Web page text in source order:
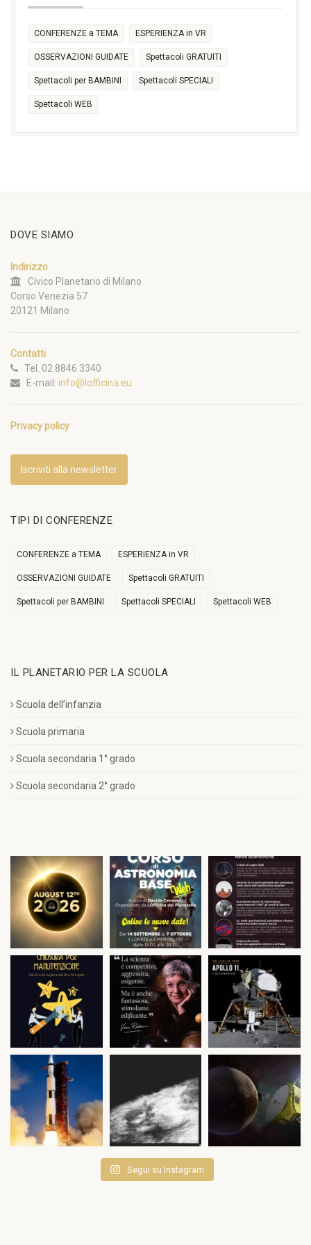
CONFERENZE a TEMA ESPERIENZA in VR
OSSERVAZIONI GUIDATE Spettacoli GRATUITI
Spettacoli per BAMBINI Spettacoli SPECIALI
Spettacoli WEB
DOVE SIAMO
Indirizzo
Civico Planetario di Milano
Corso Venezia 57
20121 Milano
Contatti
Tel. 02 8846 3340
E-mail: info@lofficina.eu
Privacy policy
Iscriviti alla newsletter
TIPI DI CONFERENZE
CONFERENZE a TEMA ESPERIENZA in VR
OSSERVAZIONI GUIDATE Spettacoli GRATUITI
Spettacoli per BAMBINI Spettacoli SPECIALI Spettacoli WEB
IL PLANETARIO PER LA SCUOLA
Scuola dell’infanzia
Scuola primaria
Scuola secondaria 1° grado
Scuola secondaria 2° grado
Segui su Instagram